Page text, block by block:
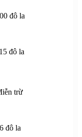
đô la
đô la
trừ
đô la